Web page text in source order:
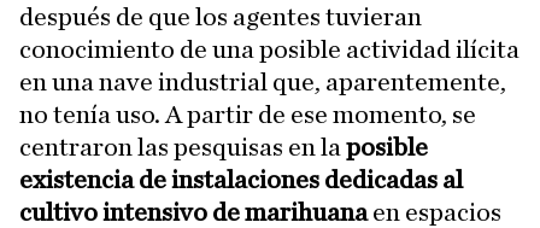
después de que los agentes tuvieran
conocimiento de una posible actividad ilícita
en una nave industrial que, aparentemente,
no tenía uso. A partir de ese momento, se
centraron las pesquisas en la posible
existencia de instalaciones dedicadas al
cultivo intensivo de marihuanaen espacios